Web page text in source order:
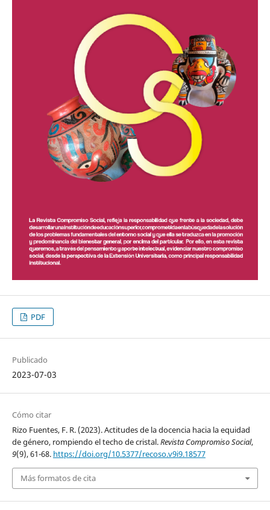
PDF
Publicado
2023-07-03
Cómo citar
Rizo Fuentes, F. R. (2023). Actitudes de la docencia hacia la equidad
de género, rompiendo el techo de cristal.Revista Compromiso Social,
9(9), 61-68. https://doi.org/10.5377/recoso.v9i9.18577
Más formatos de cita